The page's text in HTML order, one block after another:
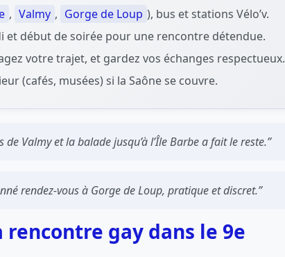
, Valmy , Gorge de Loup ), bus et stations Vélo’v.
et début de soirée pour une rencontre détendue.
votre trajet, et gardez vos échanges respectueux.
(cafés, musées) si la Saône se couvre.
Valmy et la balade jusqu’à l’Île Barbe a fait le reste.”
rendez-vous à Gorge de Loup, pratique et discret.”
gay dans le 9e